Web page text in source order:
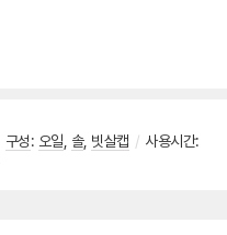
구성: 오일 솔, 빗살캡 / 사용시간: